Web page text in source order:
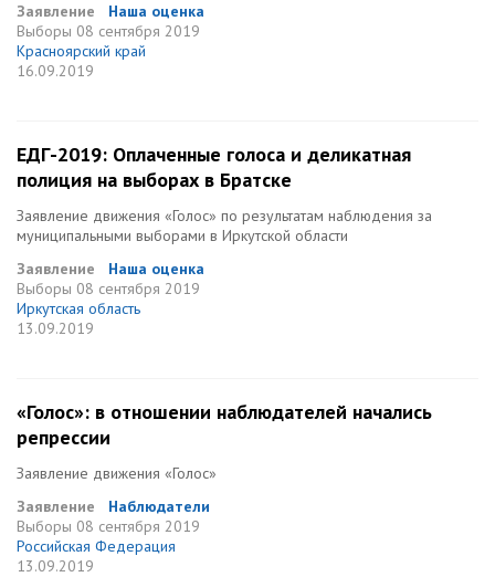
Заявление
Наша оценка
Выборы 08 сентября 2019
Красноярский край
16.09.2019
ЕДГ-2019: Оплаченные голоса и деликатная
полиция на выборах в Братске
Заявление движения «Голос» по результатам наблюдения за
муниципальными выборами в Иркутской области
Заявление
Наша оценка
Выборы 08 сентября 2019
Иркутская область
13.09.2019
«Голос»: в отношении наблюдателей начались
репрессии
Заявление движения «Голос»
Заявление
Наблюдатели
Выборы 08 сентября 2019
Российская Федерация
13.09.2019